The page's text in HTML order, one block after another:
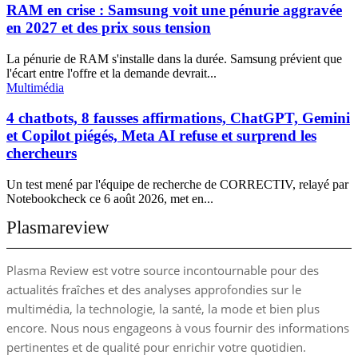
RAM en crise : Samsung voit une pénurie aggravée
en 2027 et des prix sous tension
La pénurie de RAM s'installe dans la durée. Samsung prévient que
l'écart entre l'offre et la demande devrait...
Multimédia
4 chatbots, 8 fausses affirmations, ChatGPT, Gemini
et Copilot piégés, Meta AI refuse et surprend les
chercheurs
Un test mené par l'équipe de recherche de CORRECTIV, relayé par
Notebookcheck ce 6 août 2026, met en...
Plasmareview
Plasma Review est votre source incontournable pour des
actualités fraîches et des analyses approfondies sur le
multimédia, la technologie, la santé, la mode et bien plus
encore. Nous nous engageons à vous fournir des informations
pertinentes et de qualité pour enrichir votre quotidien.